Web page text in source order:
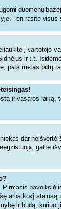
duomenų
Ten rasite visus
į vartotojo
ir t.t.
pats metas būtų
ir vasaros
dar
galite
arba kokį
ir būdą,